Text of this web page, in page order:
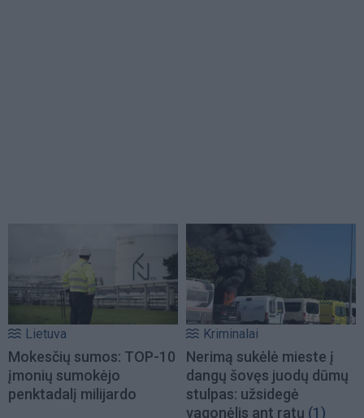
Lietuva
Mokesčių sumos: TOP-10
įmonių sumokėjo
penktadalį milijardo
Kriminalai
Nerimą sukėlė mieste į
dangų šovęs juodų dūmų
stulpas: užsidegė
vagonėlis ant ratų (1)